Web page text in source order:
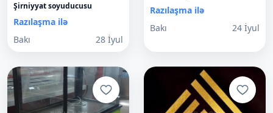
Şirniyyat soyuducusu
Razılaşma ilə
Bakı
28 İyul
Razılaşma ilə
Bakı
24 İyul